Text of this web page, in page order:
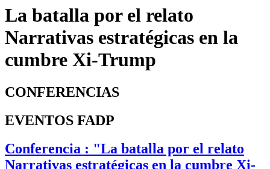
La batalla por el relato
Narrativas estratégicas en la
cumbre Xi-Trump
CONFERENCIAS
EVENTOS FADP
Conferencia : "La batalla por el relato
Narrativas estratégicas en la cumbre Xi-